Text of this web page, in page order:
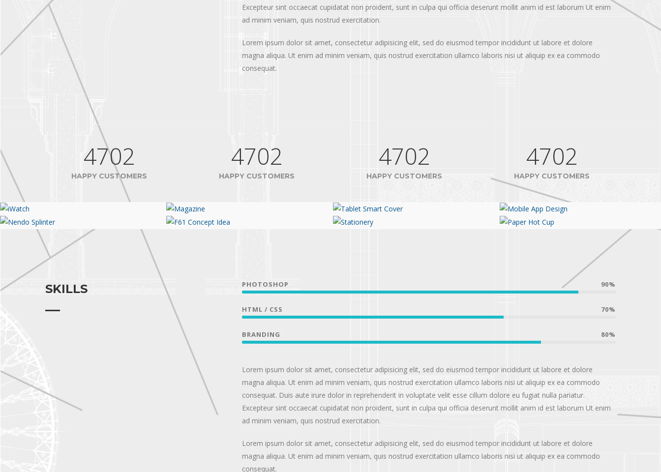
Excepteur sint occaecat cupidatat non proident, sunt in culpa qui officia deserunt mollit anim id est laborum Ut enim
ad minim veniam, quis nostrud exercitation.
Lorem ipsum dolor sit amet, consectetur adipisicing elit, sed do eiusmod tempor incididunt ut labore et dolore
magna aliqua. Ut enim ad minim veniam, quis nostrud exercitation ullamco laboris nisi ut aliquip ex ea commodo
consequat.
4702
HAPPY CUSTOMERS
4702
HAPPY CUSTOMERS
4702
HAPPY CUSTOMERS
4702
HAPPY CUSTOMERS
iWatch
Nendo Splinter
SKILLS PHOTOSHOP 90%
HTML / CSS 70%
BRANDING 80%
Lorem ipsum dolor sit amet, consectetur adipisicing elit, sed do eiusmod tempor incididunt ut labore et dolore
magna aliqua. Ut enim ad minim veniam, quis nostrud exercitation ullamco laboris nisi ut aliquip ex ea commodo
consequat. Duis aute irure dolor in reprehenderit in voluptate velit esse cillum dolore eu fugiat nulla pariatur.
Excepteur sint occaecat cupidatat non proident, sunt in culpa qui officia deserunt mollit anim id est laborum Ut enim
ad minim veniam, quis nostrud exercitation.
Lorem ipsum dolor sit amet, consectetur adipisicing elit, sed do eiusmod tempor incididunt ut labore et dolore
magna aliqua. Ut enim ad minim veniam, quis nostrud exercitation ullamco laboris nisi ut aliquip ex ea commodo
consequat.